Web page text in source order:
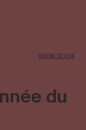
10.06.2024
du